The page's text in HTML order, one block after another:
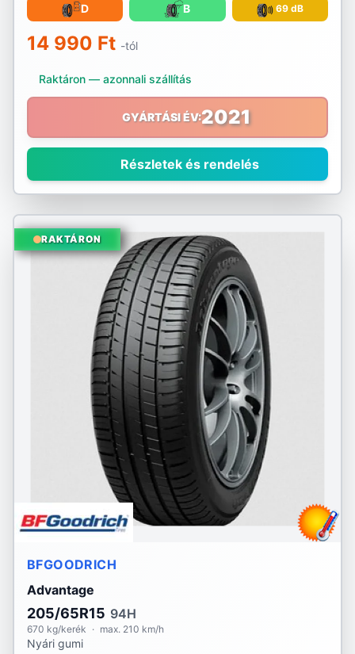
D B 69 dB
14 990 Ft -tól
Raktáron — azonnali szállítás
GYÁRTÁSI ÉV:2021
Részletek és rendelés
RAKTÁRON
BFGOODRICH
Advantage
205/65R15 94H
670 kg/kerék · max. 210 km/h
Nyári gumi